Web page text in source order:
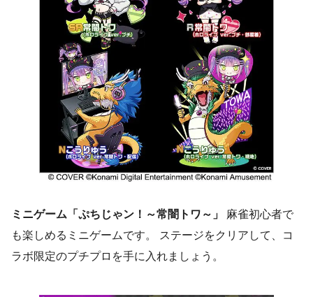
ミニゲーム「ぷちじゃン！～常闇トワ～」
麻雀初心者で
も楽しめるミニゲームです。 ステージをクリアして、コ
ラボ限定のプチプロを手に入れましょう。